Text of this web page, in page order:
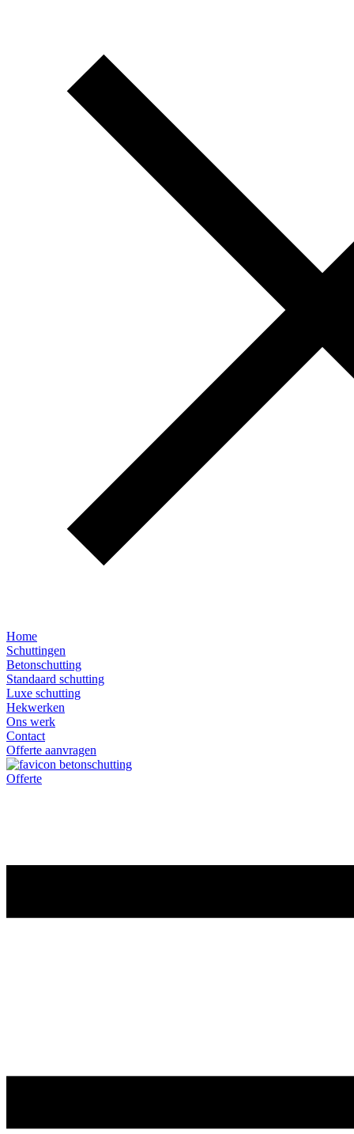
Home
Schuttingen
Betonschutting
Standaard schutting
Luxe schutting
Hekwerken
Ons werk
Contact
Offerte aanvragen
Offerte